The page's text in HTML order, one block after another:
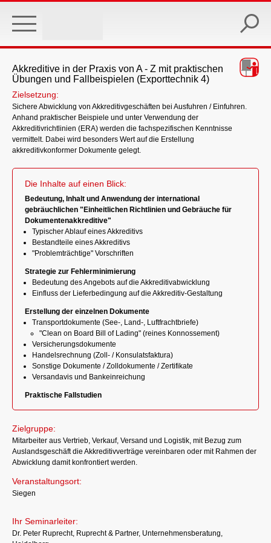
main
Akkreditive in der Praxis von A - Z mit praktischen
Übungen und Fallbeispielen (Exporttechnik 4)
Zielsetzung:
Sichere Abwicklung von Akkreditivgeschäften bei Ausfuhren / Einfuhren.
Anhand praktischer Beispiele und unter Verwendung der
Akkreditivrichtlinien (ERA) werden die fachspezifischen Kenntnisse
vermittelt. Dabei wird besonders Wert auf die Erstellung
akkreditivkonformer Dokumente gelegt.
Die Inhalte auf einen Blick:
Bedeutung, Inhalt und Anwendung der international
gebräuchlichen "Einheitlichen Richtlinien und Gebräuche für
Dokumentenakkreditive"
Typischer Ablauf eines Akkreditivs
Bestandteile eines Akkreditivs
"Problemträchtige" Vorschriften
Strategie zur Fehlerminimierung
Bedeutung des Angebots auf die Akkreditivabwicklung
Einfluss der Lieferbedingung auf die Akkreditiv-Gestaltung
Erstellung der einzelnen Dokumente
Transportdokumente (See-, Land-, Luftfrachtbriefe)
"Clean on Board Bill of Lading" (reines Konnossement)
Versicherungsdokumente
Handelsrechnung (Zoll- / Konsulatsfaktura)
Sonstige Dokumente / Zolldokumente / Zertifikate
Versandavis und Bankeinreichung
Praktische Fallstudien
Zielgruppe:
Mitarbeiter aus Vertrieb, Verkauf, Versand und Logistik, mit Bezug zum
Auslandsgeschäft die Akkreditivverträge vereinbaren oder mit Rahmen der
Abwicklung damit konfrontiert werden.
Veranstaltungsort:
Siegen
Ihr Seminarleiter:
Dr. Peter Ruprecht, Ruprecht & Partner, Unternehmensberatung,